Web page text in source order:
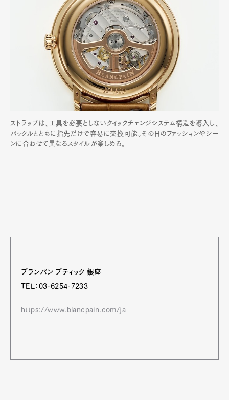
ストラップは、工具を必要としないクイックチェンジシステム構造を導入し、
バックルとともに指先だけで容易に交換可能。その日のファッションやシー
ンに合わせて異なるスタイルが楽しめる。
ブランパン ブティック 銀座
TEL：03-6254-7233
https://www.blancpain.com/ja